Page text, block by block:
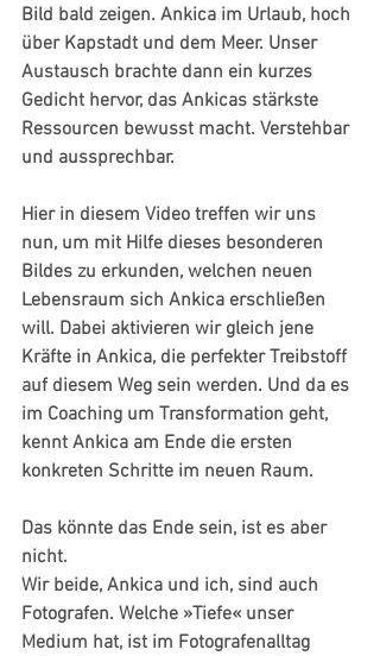
Bild bald zeigen. Ankica im Urlaub, hoch
über Kapstadt und dem Meer. Unser
Austausch brachte dann ein kurzes
Gedicht hervor, das Ankicas stärkste
Ressourcen bewusst macht. Verstehbar
und aussprechbar.
Hier in diesem Video treffen wir uns
nun, um mit Hilfe dieses besonderen
Bildes zu erkunden, welchen neuen
Lebensraum sich Ankica erschließen
will. Dabei aktivieren wir gleich jene
Kräfte in Ankica, die perfekter Treibstoff
auf diesem Weg sein werden. Und da es
im Coaching um Transformation geht,
kennt Ankica am Ende die ersten
konkreten Schritte im neuen Raum.
Das könnte das Ende sein, ist es aber
nicht.
Wir beide, Ankica und ich, sind auch
Fotografen. Welche »Tiefe« unser
Medium hat, ist im Fotografenalltag